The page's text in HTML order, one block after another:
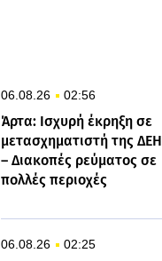
06.08.26 02:56
Άρτα: Ισχυρή έκρηξη σε
μετασχηματιστή της ΔΕΗ
– Διακοπές ρεύματος σε
πολλές περιοχές
06.08.26 02:25